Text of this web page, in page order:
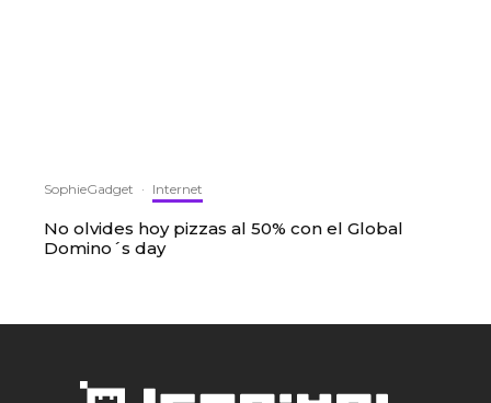
SophieGadget · Internet
No olvides hoy pizzas al 50% con el Global
Domino´s day